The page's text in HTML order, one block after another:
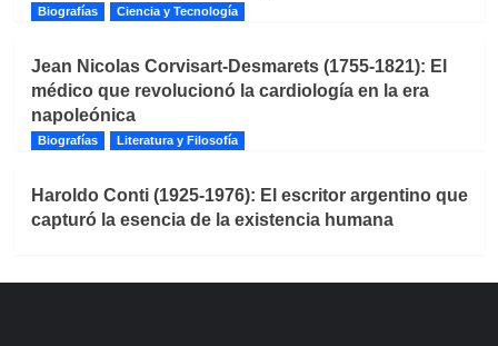
Biografías Ciencia y Tecnología
Jean Nicolas Corvisart-Desmarets (1755-1821): El
médico que revolucionó la cardiología en la era
napoleónica
Biografías Literatura y Filosofía
Haroldo Conti (1925-1976): El escritor argentino que
capturó la esencia de la existencia humana